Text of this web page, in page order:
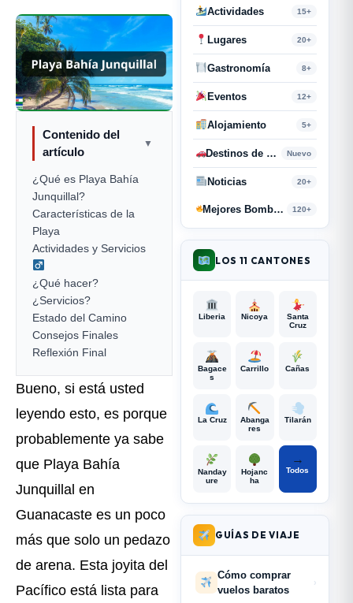
Contenido del
artículo
▼
¿Qué es Playa Bahía
Junquillal?
Características de la
Playa ️
Actividades y Servicios ‍
¿Qué hacer?
¿Servicios?
Estado del Camino
Consejos Finales
Reflexión Final
Bueno, si está usted
leyendo esto, es porque
probablemente ya sabe
que Playa Bahía
Junquillal en
Guanacaste es un poco
más que solo un pedazo
de arena. Esta joyita del
Pacífico está lista para
Actividades 15+
Lugares 20+
Gastronomía 8+
Eventos 12+
Alojamiento 5+
Destinos de Paso Nuevo
Noticias 20+
Mejores Bombas y Retahílas 120+
LOS 11 CANTONES
Liberia Nicoya
Santa
Cruz
Bagace
s
Carrillo Cañas
La Cruz
Abanga
res
Tilarán
Nanday
ure
Hojanc
ha
→
Todos
GUÍAS DE VIAJE
Cómo comprar
vuelos baratos
›